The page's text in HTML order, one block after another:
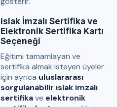
Islak İmzalı Sertifika ve
Elektronik Sertifika Kartı
Seçeneği
Eğitimi tamamlayan ve
sertifika almak isteyen üyeler
için ayrıca uluslararası
sorgulanabilir ıslak imzalı
sertifikave elektronik